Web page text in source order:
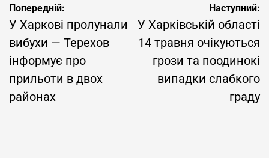
Навігація
записів
Попередній:
У Харкові пролунали
вибухи — Терехов
інформує про
прильоти в двох
районах
Наступний:
У Харківській області
14 травня очікуються
грози та поодинокі
випадки слабкого
граду